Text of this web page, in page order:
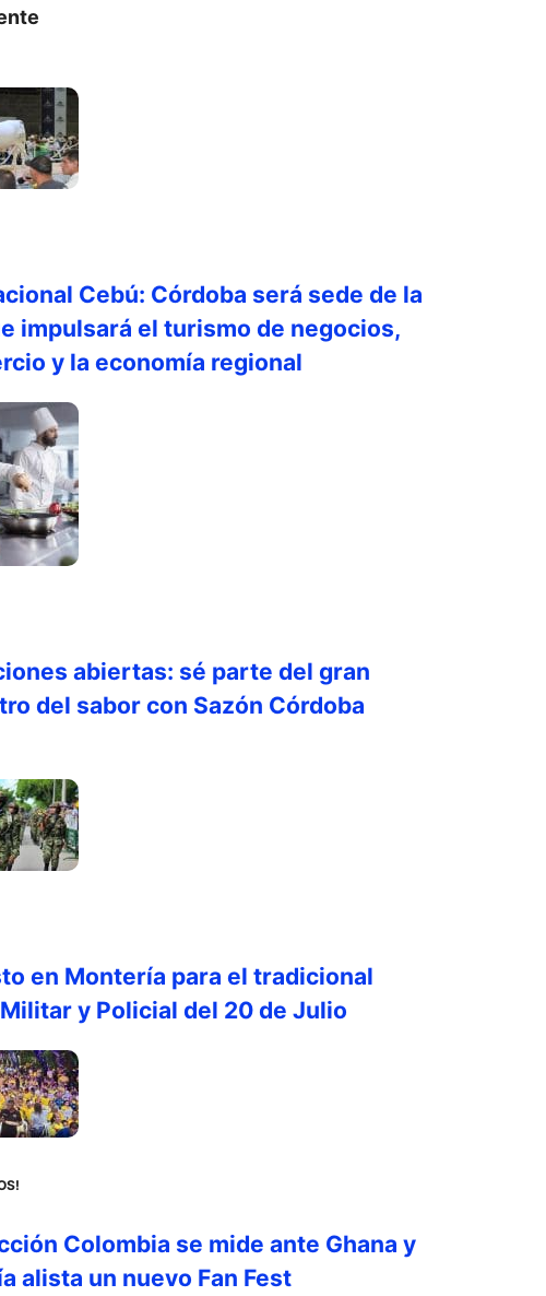
Cebú: Córdoba será sede de la
impulsará el turismo de negocios,
y la economía regional
abiertas: sé parte del gran
del sabor con Sazón Córdoba
en Montería para el tradicional
y Policial del 20 de Julio
Colombia se mide ante Ghana y
alista un nuevo Fan Fest